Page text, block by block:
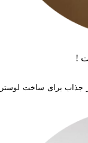
!
یک متریال بسیار جذاب برای ساخت لوستر